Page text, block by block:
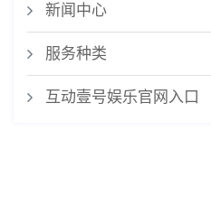
新闻中心
服务种类
互动壹号娱乐官网入口